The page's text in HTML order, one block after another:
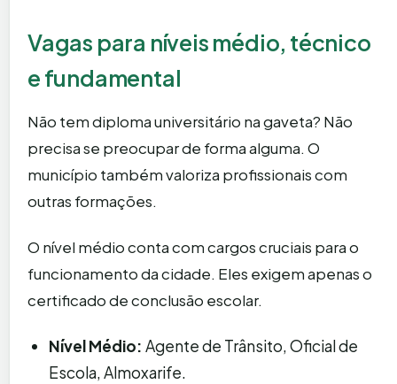
Vagas para níveis médio, técnico
e fundamental
Não tem diploma universitário na gaveta? Não
precisa se preocupar de forma alguma. O
município também valoriza profissionais com
outras formações.
O nível médio conta com cargos cruciais para o
funcionamento da cidade. Eles exigem apenas o
certificado de conclusão escolar.
Nível Médio: Agente de Trânsito, Oficial de
Escola, Almoxarife.